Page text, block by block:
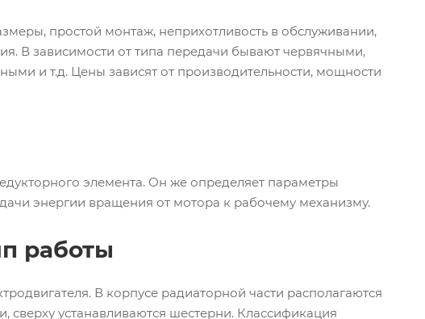
простой монтаж, неприхотливость в обслуживании,
В зависимости от типа передачи бывают червячными,
и т.д. Цены зависят от производительности, мощности
элемента. Он же определяет параметры
энергии вращения от мотора к рабочему механизму.
работы
В корпусе радиаторной части располагаются
устанавливаются шестерни. Классификация